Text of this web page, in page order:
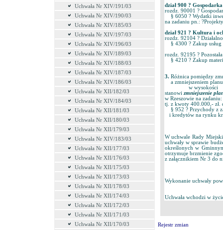
Uchwała Nr XIV/191/03
Uchwała Nr XIV/190/03
Uchwała Nr XIV/185/03
Uchwała Nr XIV/197/03
Uchwała Nr XIV/196/03
Uchwała Nr XIV/189/03
Uchwała Nr XIV/188/03
Uchwała Nr XIV/187/03
Uchwała Nr XIV/186/03
Uchwała Nr XII/182/03
Uchwała Nr XIV/184/03
Uchwała Nr XII/181/03
Uchwała Nr XII/180/03
Uchwała Nr XII/179/03
Uchwała Nr XIV/183/03
Uchwała Nr XII/177/03
Uchwała Nr XII/176/03
Uchwała Nr XII/175/03
Uchwała Nr XII/173/03
Uchwała Nr XII/178/03
Uchwała Nr XII/174/03
Uchwała Nr XII/172/03
Uchwała Nr XII/171/03
Uchwała Nr XII/170/03
dział 900 ?
rozdz. 90001 ?
§ 6050 ? Wydatki
na zadaniu pn.:
dział 921 ? Kultura i
rozdz. 92104 ?
§ 4300 ? Zakup
rozdz. 92195 ?
§ 4210 ? Zakup
3.Różnica pomiędzy
a zmniejszeniem
w
stanowi zmniejszenie
w Rzeszowie na
tj. z kwoty 400.000,- zł.
§ 952 ? Przychody z
i kredytów na
W uchwale Rady
uchwały w sprawie
określonych w
otrzymuje brzmienie
z załącznikiem Nr 3 do
Wykonanie uchwały
Uchwała wchodzi w
Rejestr zmian